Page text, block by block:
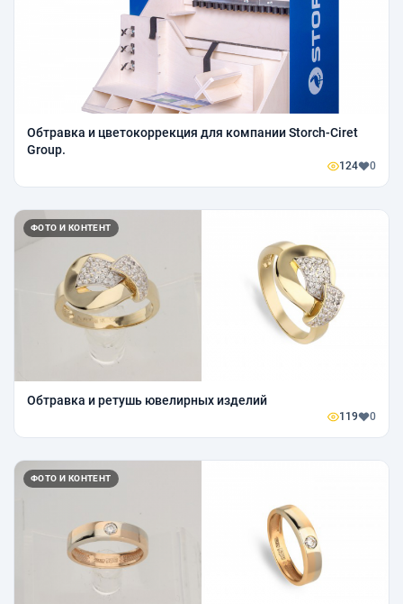
Обтравка и цветокоррекция для компании Storch-Ciret
Group.
124 0
ФОТО И КОНТЕНТ
Обтравка и ретушь ювелирных изделий
119 0
ФОТО И КОНТЕНТ